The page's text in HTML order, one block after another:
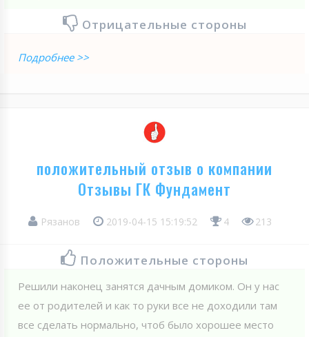
Отрицательные стороны
Подробнее >>
положительный отзыв о компании
Отзывы ГК Фундамент
Рязанов 2019-04-15 15:19:52 4 213
Положительные стороны
Решили наконец занятся дачным домиком. Он у нас
ее от родителей и как то руки все не доходили там
все сделать нормально, чтоб было хорошее место